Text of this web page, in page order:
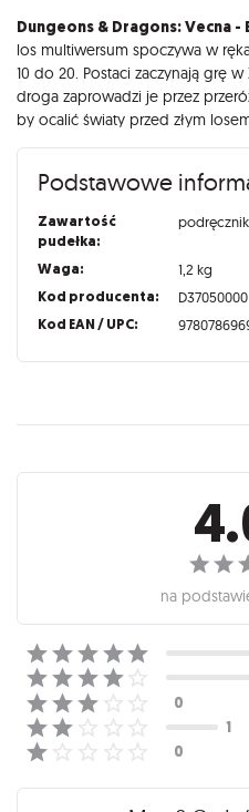
Dungeons & Dragons: Vecna -
los multiwersum spoczywa w
10 do 20. Postaci zaczynają grę
droga zaprowadzi je przez
by ocalić światy przed złym
Podstawowe
Zawartość
pudełka:
Waga: 1,2 kg
Kod producenta: D37050000
Kod EAN / UPC:
Recenzje
na